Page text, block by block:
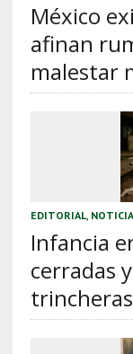
México
afinan
malestar
EDITORIAL,
Infancia
cerradas